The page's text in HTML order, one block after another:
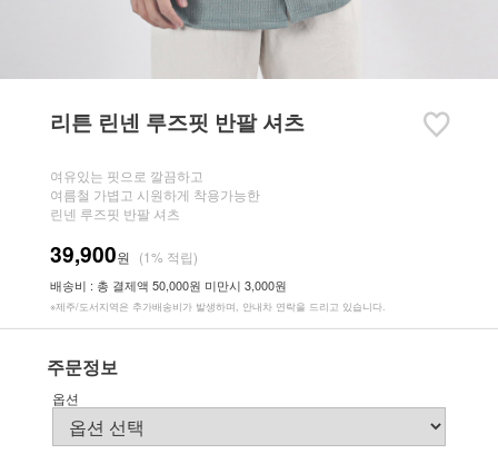
리튼 린넨 루즈핏 반팔 셔츠
여유있는 핏으로 깔끔하고
여름철 가볍고 시원하게 착용가능한
린넨 루즈핏 반팔 셔츠
39,900원 (1% 적립)
배송비 : 총 결제액 50,000원 미만시 3,000원
※제주/도서지역은 추가배송비가 발생하며, 안내차 연락을 드리고 있습니다.
주문정보
옵션